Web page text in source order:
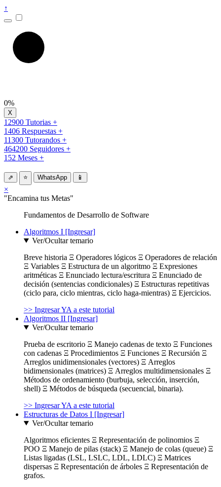
↑
0%
12900 Tutorias +
1406 Respuestas +
11300 Tutorandos +
464200 Seguidores +
152 Meses +
⇗ ⭐ WhatsApp 📱
×
"Encamina tus Metas"
Fundamentos de Desarrollo de Software
Algoritmos I [Ingresar]
Ver/Ocultar temario
Breve historia Ξ Operadores lógicos Ξ Operadores de relación
Ξ Variables Ξ Estructura de un algoritmo Ξ Expresiones
aritméticas Ξ Enunciado lectura/escritura Ξ Enunciado de
decisión (sentencias condicionales) Ξ Estructuras repetitivas
(ciclo para, ciclo mientras, ciclo haga-mientras) Ξ Ejercicios.
>> Ingresar YA a este tutorial
Algoritmos II [Ingresar]
Ver/Ocultar temario
Prueba de escritorio Ξ Manejo cadenas de texto Ξ Funciones
con cadenas Ξ Procedimientos Ξ Funciones Ξ Recursión Ξ
Arreglos unidimensionales (vectores) Ξ Arreglos
bidimensionales (matrices) Ξ Arreglos multidimensionales Ξ
Métodos de ordenamiento (burbuja, selección, inserción,
shell) Ξ Métodos de búsqueda (secuencial, binaria).
>> Ingresar YA a este tutorial
Estructuras de Datos I [Ingresar]
Ver/Ocultar temario
Algoritmos eficientes Ξ Representación de polinomios Ξ
POO Ξ Manejo de pilas (stack) Ξ Manejo de colas (queue) Ξ
Listas ligadas (LSL, LSLC, LDL, LDLC) Ξ Matrices
dispersas Ξ Representación de árboles Ξ Representación de
grafos.